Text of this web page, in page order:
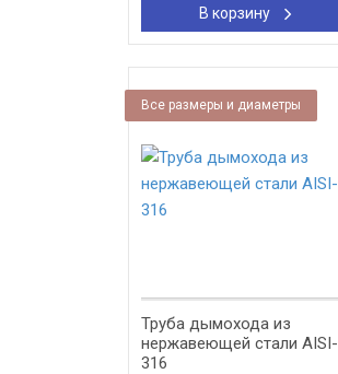
В корзину
Все размеры и диаметры
Труба дымохода из
нержавеющей стали AISI-
316